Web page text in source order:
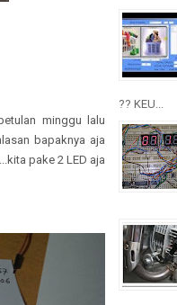
minggu lalu
bapaknya aja
pake 2 LED aja
?? KEU...